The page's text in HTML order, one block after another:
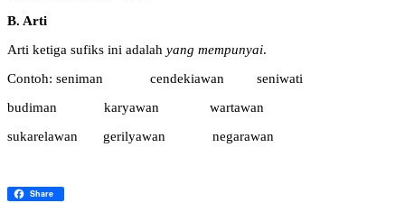
B. Arti
Arti ketiga sufiks ini adalah yang mempunyai.
Contoh: seniman cendekiawan seniwati
budiman karyawan wartawan
sukarelawan gerilyawan negarawan
Share